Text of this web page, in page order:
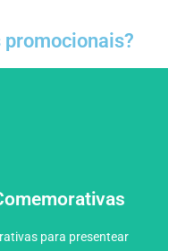
promocionais?
para presentear
de brindes da